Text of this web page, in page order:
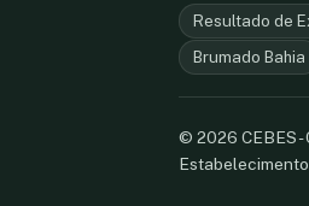
Resultado de
Brumado Bahia
© 2026 CEBES